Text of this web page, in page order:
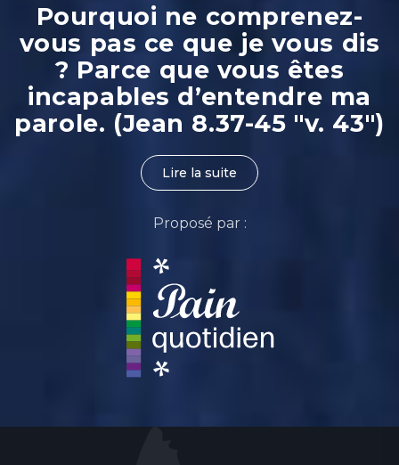
Pourquoi ne comprenez-
vous pas ce que je vous dis
? Parce que vous êtes
incapables d’entendre ma
parole. (Jean 8.37-45 "v. 43")
Lire la suite
Proposé par :